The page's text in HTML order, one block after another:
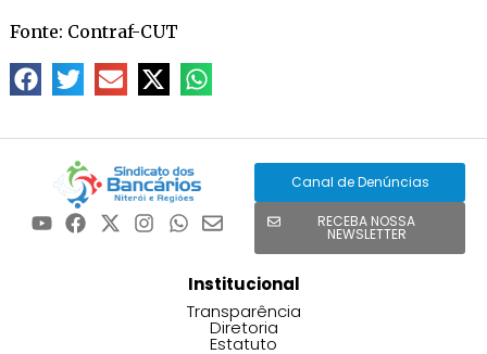
Fonte: Contraf-CUT
Canal de Denúncias
RECEBA NOSSA
NEWSLETTER
Institucional
Transparência
Diretoria
Estatuto